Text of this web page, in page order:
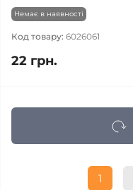
Немає в наявності
Код товару: 6026061
22 грн.
1